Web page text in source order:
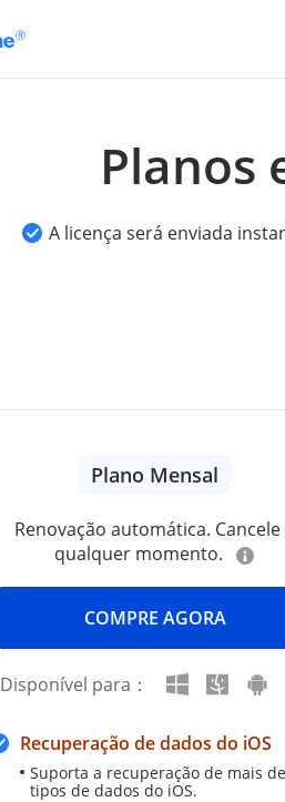
Planos
A licença será enviada
Plano Mensal
Renovação automática. Cancele
qualquer momento.
COMPRE AGORA
Disponível para：
Recuperação de dados do iOS
Suporta a recuperação de mais
tipos de dados do iOS.